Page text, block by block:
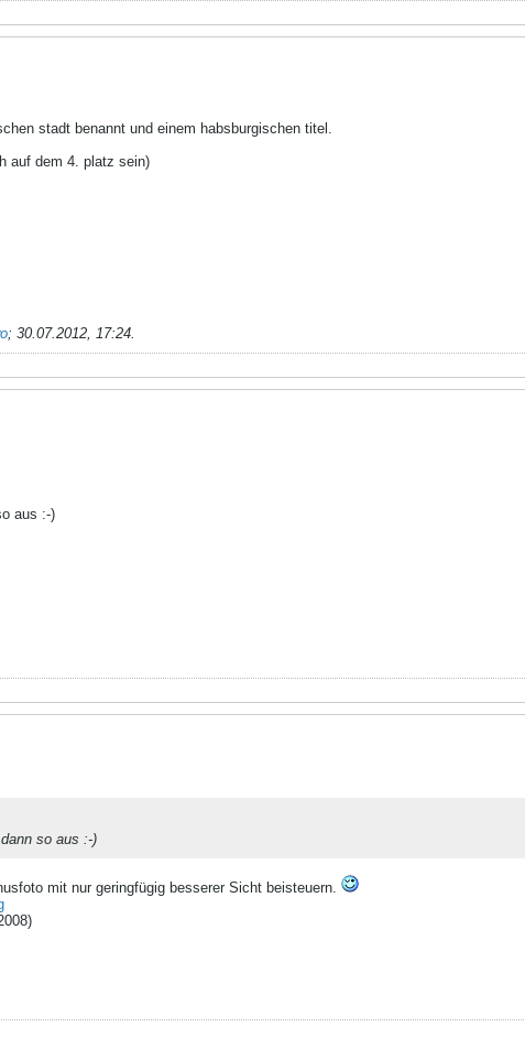
stadt benannt und einem habsburgischen titel.
auf dem 4. platz sein)
; 30.07.2012, 17:24.
aus :-)
so aus :-)
mit nur geringfügig besserer Sicht beisteuern.